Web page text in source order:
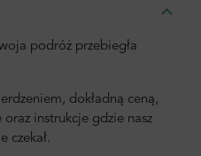
podróż przebiegła
dokładną ceną,
instrukcje gdzie nasz
czekał.